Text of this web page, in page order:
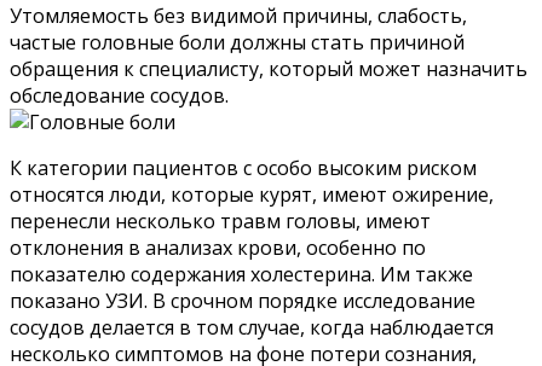
Утомляемость без видимой причины, слабость,
частые головные боли должны стать причиной
обращения к специалисту, который может назначить
обследование сосудов.
К категории пациентов с особо высоким риском
относятся люди, которые курят, имеют ожирение,
перенесли несколько травм головы, имеют
отклонения в анализах крови, особенно по
показателю содержания холестерина. Им также
показано УЗИ. В срочном порядке исследование
сосудов делается в том случае, когда наблюдается
несколько симптомов на фоне потери сознания,